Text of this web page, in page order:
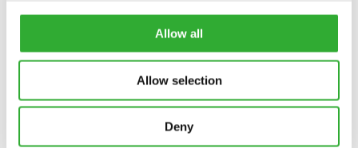
Allow all
Allow selection
Deny